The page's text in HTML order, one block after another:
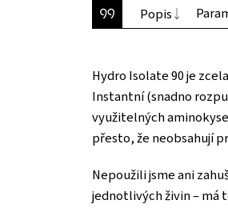
Popis
Hydro Isolate 90 je
Instantní (snadno
využitelných
přesto, že neobsahují
Nepoužili jsme ani
jednotlivých živin – má